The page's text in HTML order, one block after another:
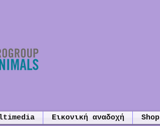
Εικονική αναδοχή Shop